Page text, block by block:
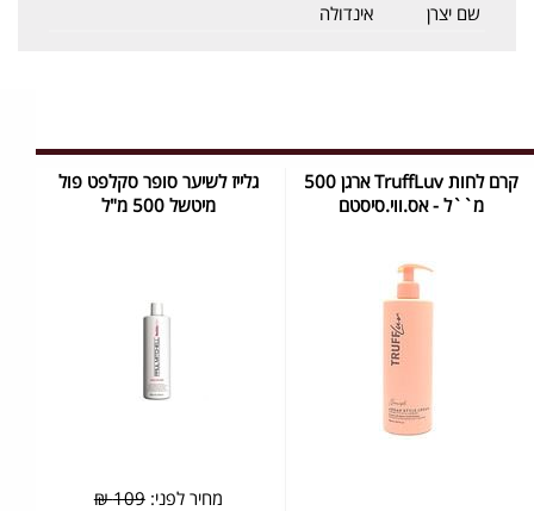
שם יצרן אינדולה
קרם לחות TruffLuv ארגן 500
מ``ל - אס.ווי.סיסטם
גלייז לשיער סופר סקלפט פול
מיטשל 500 מ"ל
מחיר לפני:109 ₪